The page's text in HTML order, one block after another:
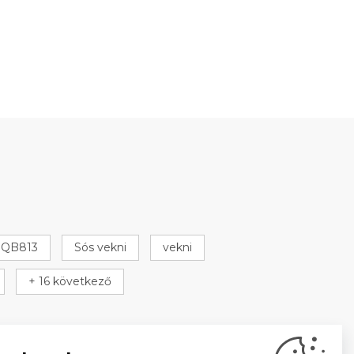
QB813 Sós vekni vekni
+ 16 következő